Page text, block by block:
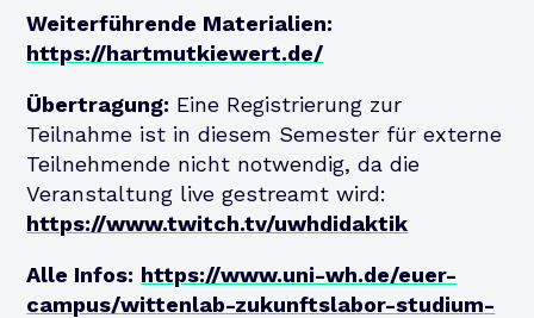
Weiterführende Materialien:
https://hartmutkiewert.de/
Übertragung: Eine Registrierung zur
Teilnahme ist in diesem Semester für externe
Teilnehmende nicht notwendig, da die
Veranstaltung live gestreamt wird:
https://www.twitch.tv/uwhdidaktik
Alle Infos: https://www.uni-wh.de/euer-
campus/wittenlab-zukunftslabor-studium-